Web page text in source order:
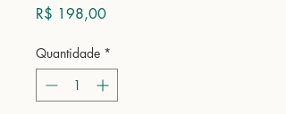
R$ 198,00Preço
Quantidade *